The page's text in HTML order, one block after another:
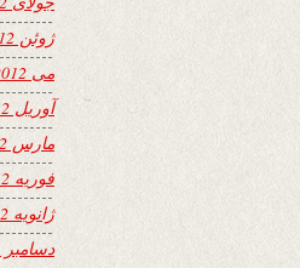
ژوئن 2012
می 2012
آوریل 2012
مارس 2012
فوریه 2012
ژانویه 2012
دسامبر 2011